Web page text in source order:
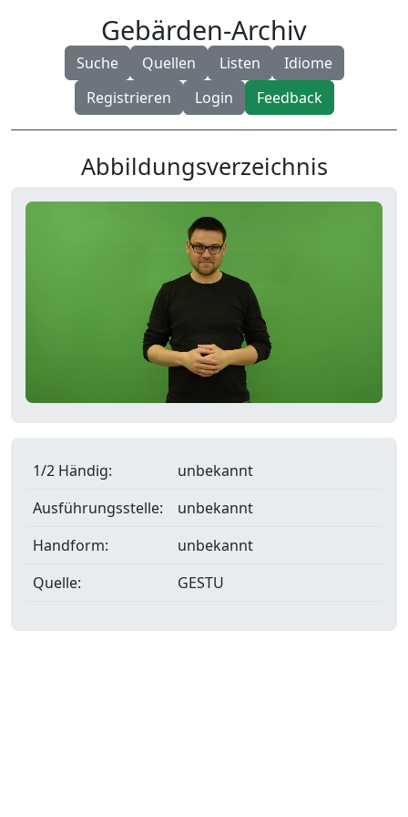
Gebärden-Archiv
Suche Quellen Listen
Idiome
Registrieren
Login Feedback
Abbildungsverzeichnis
1/2 Händig:
unbekannt
Ausführungsstelle:
unbekannt
Handform:
unbekannt
Quelle:
GESTU